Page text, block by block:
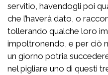
servitio, havendogli poi
che l’haverà dato, o
tollerando qualche loro
impoltronendo, e per ciò
un giorno potria
nel pigliare uno di questi